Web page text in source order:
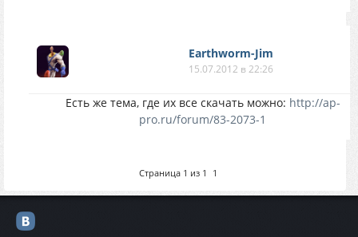
Earthworm-Jim
15.07.2012 в 22:26
Есть же тема, где их все скачать можно: http://ap-
pro.ru/forum/83-2073-1
Страница 1 из 1 1